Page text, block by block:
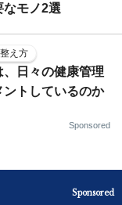
なモノ2選
え方
日々の健康管理
トしているのか
Sponsored
Sponsored